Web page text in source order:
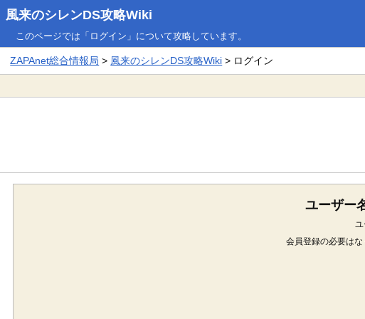
風来のシレンDS攻略Wiki
このページでは「ログイン」について攻略しています。
ZAPAnet総合情報局 > 風来のシレンDS攻略Wiki > ログイン
ユーザー
会員登録の必要はな